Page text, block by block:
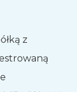
z